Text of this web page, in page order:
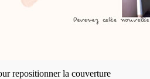
repositionner la couverture